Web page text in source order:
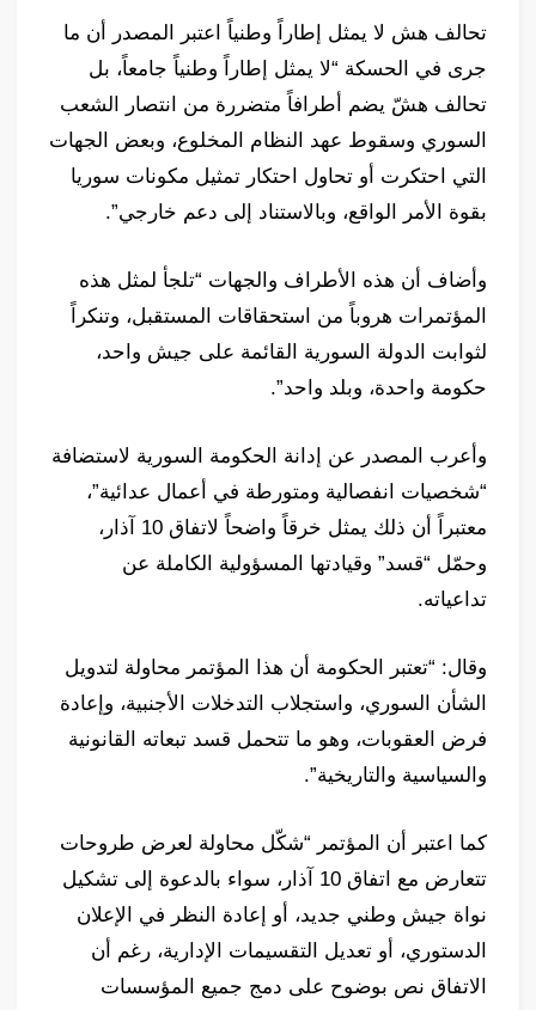
تحالف هش لا يمثل إطاراً وطنياً اعتبر المصدر أن ما
جرى في الحسكة “لا يمثل إطاراً وطنياً جامعاً، بل
تحالف هشّ يضم أطرافاً متضررة من انتصار الشعب
السوري وسقوط عهد النظام المخلوع، وبعض الجهات
التي احتكرت أو تحاول احتكار تمثيل مكونات سوريا
بقوة الأمر الواقع، وبالاستناد إلى دعم خارجي”.
وأضاف أن هذه الأطراف والجهات “تلجأ لمثل هذه
المؤتمرات هروباً من استحقاقات المستقبل، وتنكراً
لثوابت الدولة السورية القائمة على جيش واحد،
حكومة واحدة، وبلد واحد”.
وأعرب المصدر عن إدانة الحكومة السورية لاستضافة
“شخصيات انفصالية ومتورطة في أعمال عدائية”،
معتبراً أن ذلك يمثل خرقاً واضحاً لاتفاق 10 آذار،
وحمّل “قسد” وقيادتها المسؤولية الكاملة عن
تداعياته.
وقال: “تعتبر الحكومة أن هذا المؤتمر محاولة لتدويل
الشأن السوري، واستجلاب التدخلات الأجنبية، وإعادة
فرض العقوبات، وهو ما تتحمل قسد تبعاته القانونية
والسياسية والتاريخية”.
كما اعتبر أن المؤتمر “شكّل محاولة لعرض طروحات
تتعارض مع اتفاق 10 آذار، سواء بالدعوة إلى تشكيل
نواة جيش وطني جديد، أو إعادة النظر في الإعلان
الدستوري، أو تعديل التقسيمات الإدارية، رغم أن
الاتفاق نص بوضوح على دمج جميع المؤسسات